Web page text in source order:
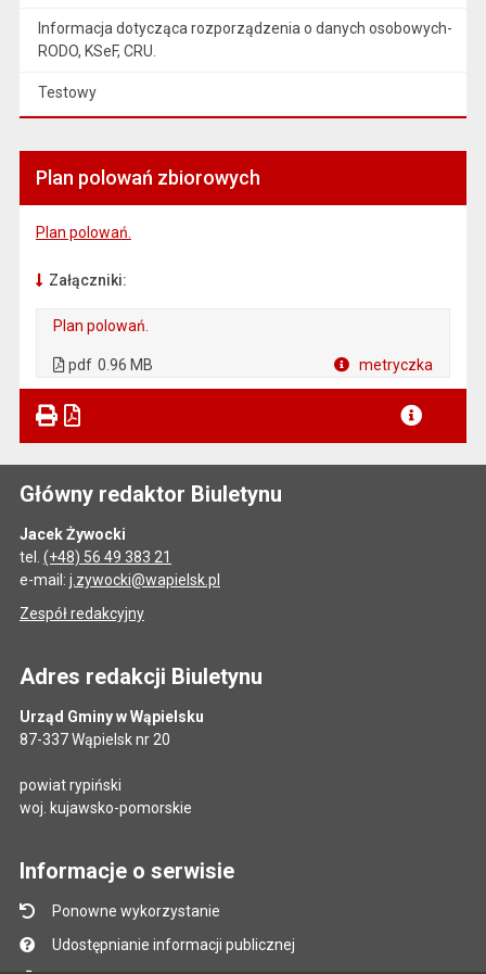
Informacja dotycząca rozporządzenia o danych osobowych-
RODO, KSeF, CRU.
Testowy
Plan polowań zbiorowych
Plan polowań.
Załączniki:
Plan polowań.
pdf 0.96 MB metryczka
Główny redaktor Biuletynu
Jacek Żywocki
tel. (+48) 56 49 383 21
e-mail: j.zywocki@wapielsk.pl
Zespół redakcyjny
Adres redakcji Biuletynu
Urząd Gminy w Wąpielsku
87-337 Wąpielsk nr 20
powiat rypiński
woj. kujawsko-pomorskie
Informacje o serwisie
Ponowne wykorzystanie
Udostępnianie informacji publicznej